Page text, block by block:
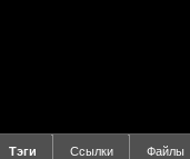
Тэги Ссылки Файлы